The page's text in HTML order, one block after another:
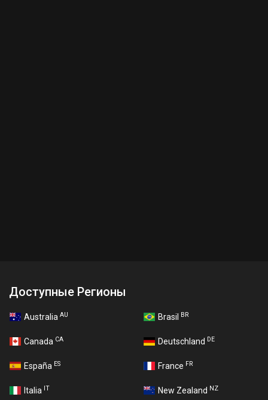
Доступные Регионы
Australia AU Brasil BR
Canada CA Deutschland DE
España ES France FR
Italia IT New Zealand NZ